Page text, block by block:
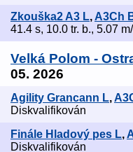
Zkouška2 A3 L, A3Ch
41.4 s, 10.0 tr. b., 5.07
Velká Polom -
05. 2026
Agility Grancann L,
Diskvalifikován
Finále Hladový pes L,
Diskvalifikován